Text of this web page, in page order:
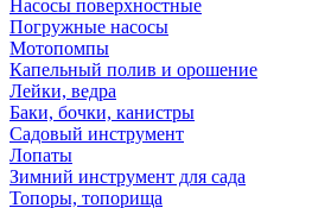
Насосы поверхностные
Погружные насосы
Мотопомпы
Капельный полив и орошение
Лейки, ведра
Баки, бочки, канистры
Садовый инструмент
Лопаты
Зимний инструмент для сада
Топоры, топорища